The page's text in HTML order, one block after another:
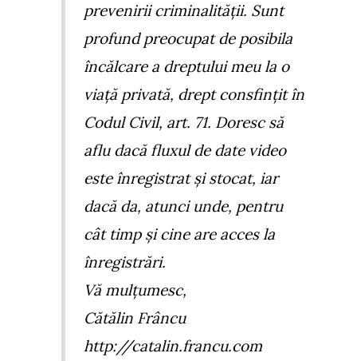
prevenirii criminalității. Sunt
profund preocupat de posibila
încălcare a dreptului meu la o
viață privată, drept consfințit în
Codul Civil, art. 71. Doresc să
aflu dacă fluxul de date video
este înregistrat și stocat, iar
dacă da, atunci unde, pentru
cât timp și cine are acces la
înregistrări.
Vă mulțumesc,
Cătălin Frâncu
http://catalin.francu.com